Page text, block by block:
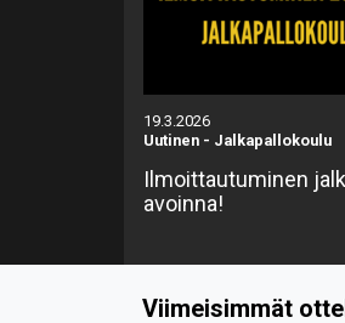
19.3.2026
Uutinen - Jalkapallokoulu
Ilmoittautuminen
avoinna!
Viimeisimmät